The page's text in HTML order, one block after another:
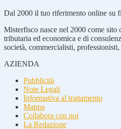
Dal 2000 il tuo riferimento online su
Misterfisco nasce nel 2000 come
tributaria ed economica e di
società, commercialisti,
AZIENDA
Pubblicità
Note Legali
Informativa al trattamento
Mappa
Collabora con noi
La Redazione